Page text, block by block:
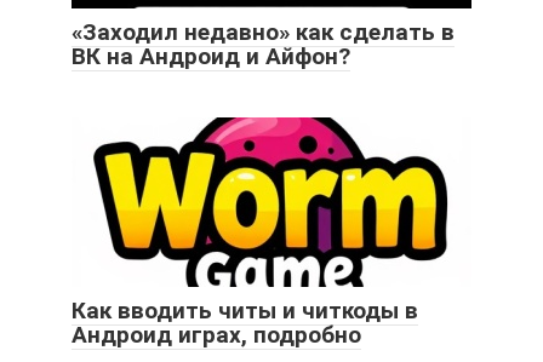
«Заходил недавно» как сделать в
ВК на Андроид и Айфон?
Как вводить читы и читкоды в
Андроид играх, подробно